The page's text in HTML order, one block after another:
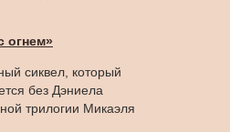
огнем»
сиквел, который
без Дэниела
трилогии Микаэля